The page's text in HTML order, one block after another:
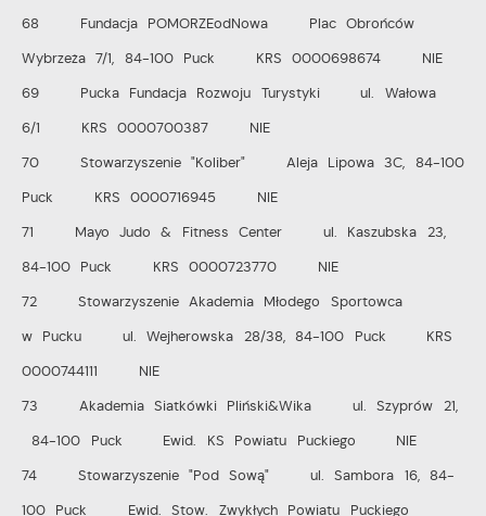
68 Fundacja POMORZEodNowa Plac Obrońców
Wybrzeża 7/1, 84-100 Puck KRS 0000698674 NIE
69 Pucka Fundacja Rozwoju Turystyki ul. Wałowa
6/1 KRS 0000700387 NIE
70 Stowarzyszenie "Koliber" Aleja Lipowa 3C, 84-100
Puck KRS 0000716945 NIE
71 Mayo Judo & Fitness Center ul. Kaszubska 23,
84-100 Puck KRS 0000723770 NIE
72 Stowarzyszenie Akademia Młodego Sportowca
w Pucku ul. Wejherowska 28/38, 84-100 Puck KRS
0000744111 NIE
73 Akademia Siatkówki Pliński&Wika ul. Szyprów 21,
84-100 Puck Ewid. KS Powiatu Puckiego NIE
74 Stowarzyszenie "Pod Sową" ul. Sambora 16, 84-
100 Puck Ewid. Stow. Zwykłych Powiatu Puckiego